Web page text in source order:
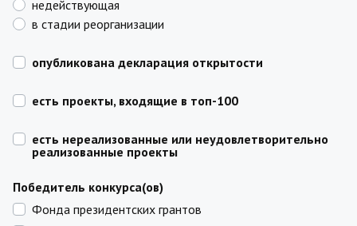
недействующая
в стадии реорганизации
опубликована декларация открытости
есть проекты, входящие в топ-100
есть нереализованные или неудовлетворительно
реализованные проекты
Победитель конкурса(ов)
Фонда президентских грантов